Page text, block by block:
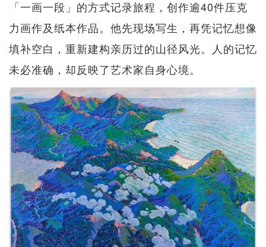
「一画一段」的方式记录旅程，创作逾40件压克
力画作及纸本作品。他先现场写生，再凭记忆想像
填补空白，重新建构亲历过的山径风光。人的记忆
未必准确，却反映了艺术家自身心境。